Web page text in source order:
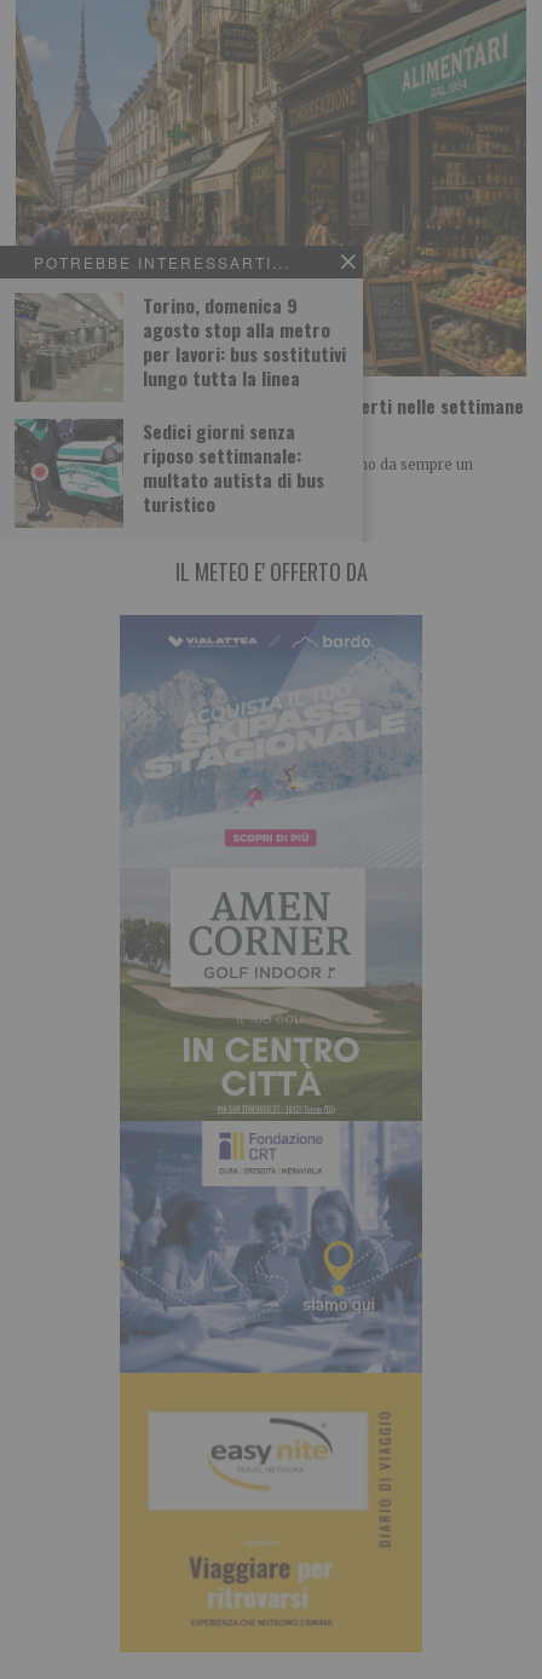
POTREBBE INTERESSARTI...
Torino, domenica 9
agosto stop alla metro
per lavori: bus sostitutivi
lungo tutta la linea
Sedici giorni senza
riposo settimanale:
multato autista di bus
turistico
Ferragosto a Torino: 107 negozi e locali aperti nelle settimane
più delicate dell’estate
Le settimane a cavallo di Ferragosto rappresentano da sempre un
periodo particolarmente delicato per chi
IL METEO E' OFFERTO DA